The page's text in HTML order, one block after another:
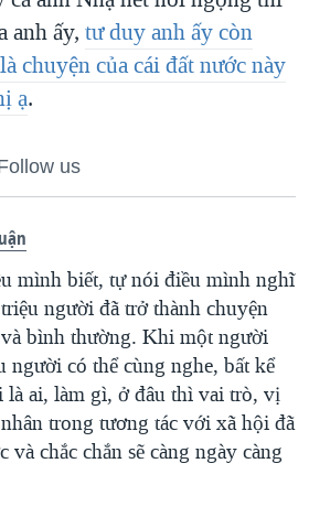
anh ấy, tư duy anh ấy còn
chuyện của cái đất nước này
ạ.
us
mình biết, tự nói điều mình nghĩ
người đã trở thành chuyện
bình thường. Khi một người
người có thể cùng nghe, bất kể
là ai, làm gì, ở đâu thì vai trò, vị
trong tương tác với xã hội đã
và chắc chắn sẽ càng ngày càng